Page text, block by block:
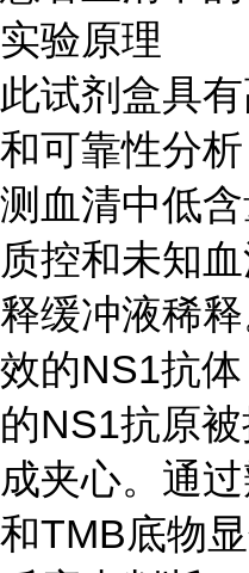
实验原理
此试剂盒具
和可靠性分
测血清中低含
质控和未知
释缓冲液稀
效的NS1抗
的NS1抗原
成夹心。通
和TMB底物